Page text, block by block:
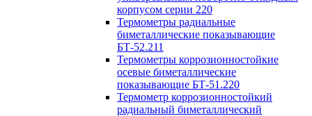
корпусом серии 220
Термометры радиальные
биметаллические показывающие
БТ-52.211
Термометры коррозионностойкие
осевые биметаллические
показывающие БТ-51.220
Термометр коррозионностойкий
радиальный биметаллический